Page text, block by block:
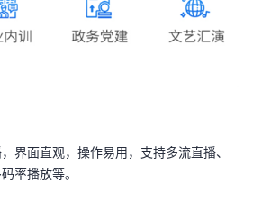
界面直观，操作易用，支持多流直播、
率播放等。